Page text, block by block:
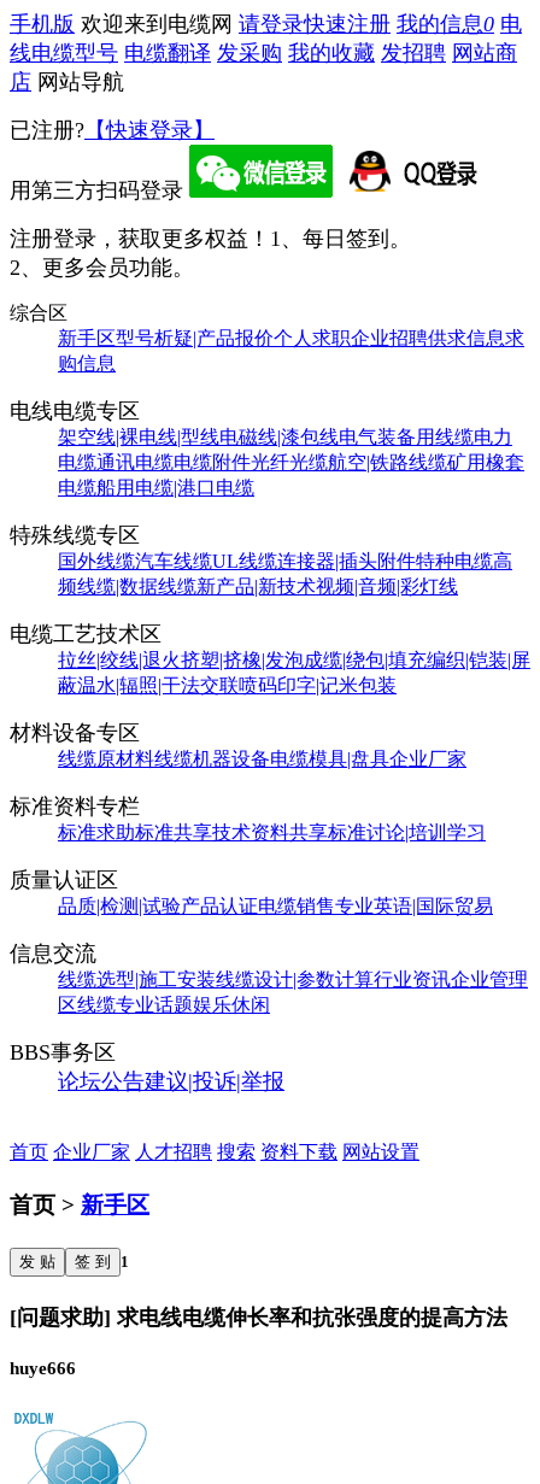
手机版 欢迎来到电缆网 请登录快速注册 我的信息0 电
线电缆型号 电缆翻译 发采购 我的收藏 发招聘 网站商
店 网站导航
已注册? 【快速登录】
用第三方扫码登录
注册登录，获取更多权益！ 1、每日签到。
2、更多会员功能。
综合区
新手区型号析疑|产品报价个人求职企业招聘供求信息求
购信息
电线电缆专区
架空线|裸电线|型线电磁线|漆包线电气装备用线缆电力
电缆通讯电缆电缆附件光纤光缆航空|铁路线缆矿用橡套
电缆船用电缆|港口电缆
特殊线缆专区
国外线缆汽车线缆UL线缆连接器|插头附件特种电缆高
频线缆|数据线缆新产品|新技术视频|音频|彩灯线
电缆工艺技术区
拉丝|绞线|退火挤塑|挤橡|发泡成缆|绕包|填充编织|铠装|屏
蔽温水|辐照|干法交联喷码印字|记米包装
材料设备专区
线缆原材料线缆机器设备电缆模具|盘具企业厂家
标准资料专栏
标准求助标准共享技术资料共享标准讨论|培训学习
质量认证区
品质|检测|试验产品认证电缆销售专业英语|国际贸易
信息交流
线缆选型|施工安装线缆设计|参数计算行业资讯企业管理
区线缆专业话题娱乐休闲
BBS事务区
论坛公告建议|投诉|举报
首页 企业厂家 人才招聘 搜索 资料下载 网站设置
首页 > 新手区
发 贴 签 到 1
[问题求助] 求电线电缆伸长率和抗张强度的提高方法
huye666